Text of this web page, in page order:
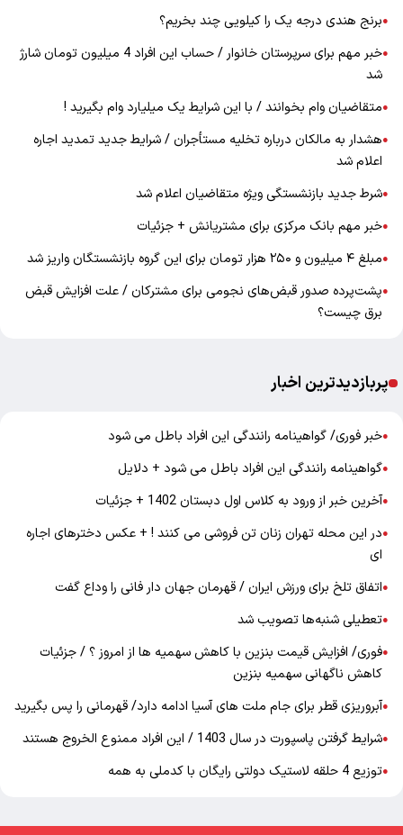
●برنج هندی درجه یک را کیلویی چند بخریم؟
●
خبر مهم برای سرپرستان خانوار / حساب این افراد 4 میلیون تومان شارژ
شد
●متقاضیان وام بخوانند / با این شرایط یک میلیارد وام بگیرید !
●هشدار به مالکان درباره تخلیه مستأجران / شرایط جدید تمدید اجاره
اعلام شد
●شرط جدید بازنشستگی ویژه متقاضیان اعلام شد
●خبر مهم بانک مرکزی برای مشتریانش + جزئیات
●مبلغ ۴ میلیون و ۲۵۰ هزار تومان برای این گروه بازنشستگان واریز شد
●پشت‌پرده صدور قبض‌های نجومی برای مشترکان / علت افزایش قبض
برق چیست؟
پربازدیدترین اخبار
●خبر فوری/ گواهینامه رانندگی این افراد باطل می شود
●گواهینامه رانندگی این افراد باطل می شود + دلایل
●آخرین خبر از ورود به کلاس اول دبستان 1402 + جزئیات
●در این محله تهران زنان تن فروشی می کنند ! + عکس دخترهای اجاره
ای
●اتفاق تلخ برای ورزش ایران / قهرمان جهان دار فانی را وداع گفت
●تعطیلی شنبه‌ها تصویب شد
●فوری/ افزایش قیمت بنزین با کاهش سهمیه ها از امروز ؟ / جزئیات
کاهش ناگهانی سهمیه بنزین
●آبروریزی قطر برای جام ملت های آسیا ادامه دارد/ قهرمانی را پس بگیرید
●شرایط گرفتن پاسپورت در سال 1403 / این افراد ممنوع الخروج هستند
●توزیع 4 حلقه لاستیک دولتی رایگان با کدملی به همه